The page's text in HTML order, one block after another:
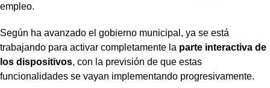
empleo.
Según ha avanzado el gobierno municipal, ya se está
trabajando para activar completamente la parte interactiva de
los dispositivos, con la previsión de que estas
funcionalidades se vayan implementando progresivamente.